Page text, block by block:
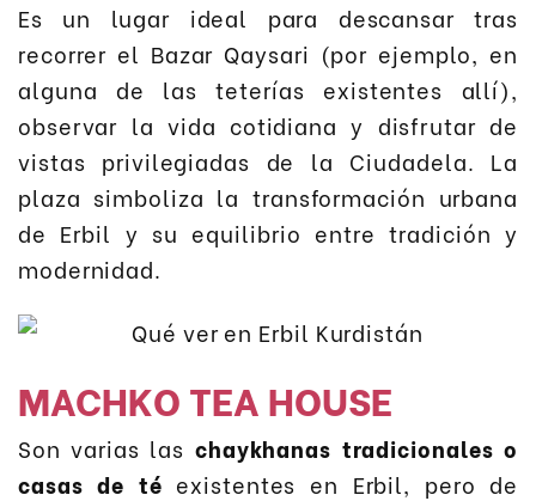
Es un lugar ideal para descansar tras
recorrer el Bazar Qaysari (por ejemplo, en
alguna de las teterías existentes allí),
observar la vida cotidiana y disfrutar de
vistas privilegiadas de la Ciudadela. La
plaza simboliza la transformación urbana
de Erbil y su equilibrio entre tradición y
modernidad.
MACHKO TEA HOUSE
Son varias las chaykhanas tradicionales o
casas de té existentes en Erbil, pero de